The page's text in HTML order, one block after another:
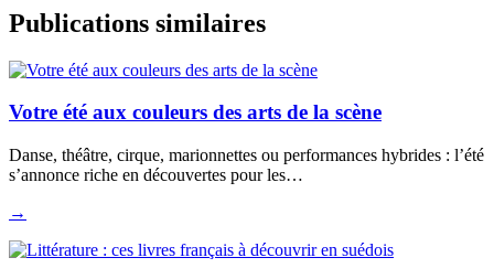
Publications similaires
Votre été aux couleurs des arts de la scène
Danse, théâtre, cirque, marionnettes ou performances hybrides : l’été
s’annonce riche en découvertes pour les…
→